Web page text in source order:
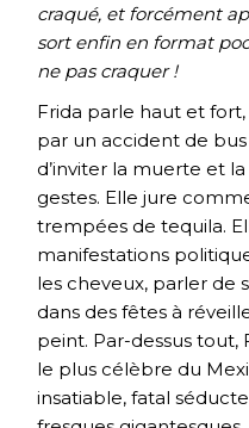
craqué, et forcément
sort enfin en format
ne pas craquer !
Frida parle haut et
par un accident de
d’inviter la muerte et
gestes. Elle jure
trempées de tequila.
manifestations
les cheveux, parler de
dans des fêtes à
peint. Par-dessus tout,
le plus célèbre du
insatiable, fatal